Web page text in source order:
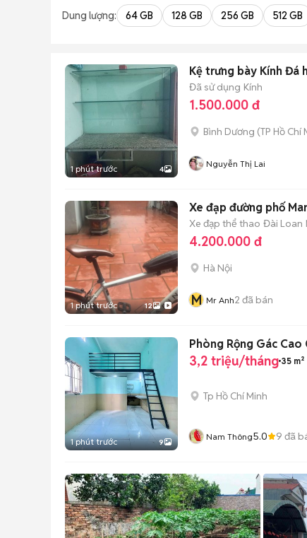
Dung lượng: 64 GB 128 GB 256 GB 512 GB
1 phút trước 4
Kệ trưng bày Kính Đá
Đã sử dụng Kính
1.500.000 đ
Bình Dương (TP Hồ Chí
Nguyễn Thị Lai
1 phút trước 12
Xe đạp đường phố
Xe đạp thể thao Đài Loan
4.200.000 đ
Hà Nội
M Mr Anh2 đã bán
1 phút trước 9
Phòng Rộng Gác Cao
3,2 triệu/tháng 35 m²
Tp Hồ Chí Minh
Nam Thông5.0 9 đã